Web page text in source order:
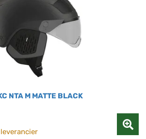
NTA M MATTE BLACK